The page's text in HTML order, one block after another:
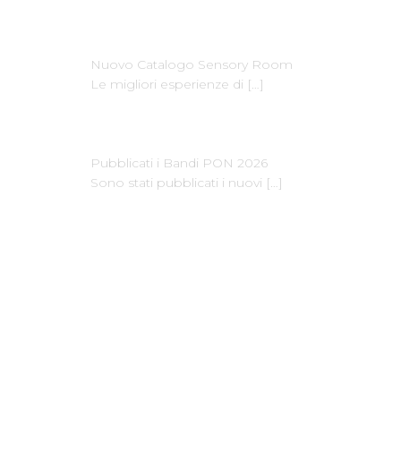
Nuovo Catalogo Sensory Room
Le migliori esperienze di […]
Pubblicati i Bandi PON 2026
Sono stati pubblicati i nuovi […]